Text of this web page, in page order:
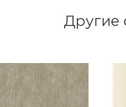
Другие